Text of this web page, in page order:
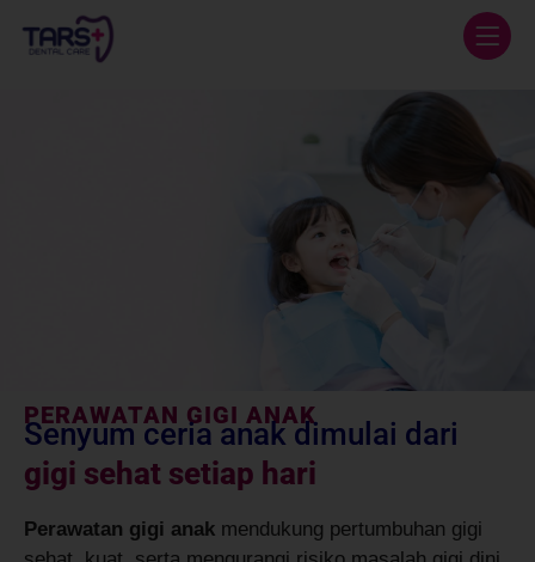
PERAWATAN GIGI ANAK
Senyum ceria anak dimulai dari
gigi sehat setiap hari
Perawatan gigi anak mendukung pertumbuhan gigi